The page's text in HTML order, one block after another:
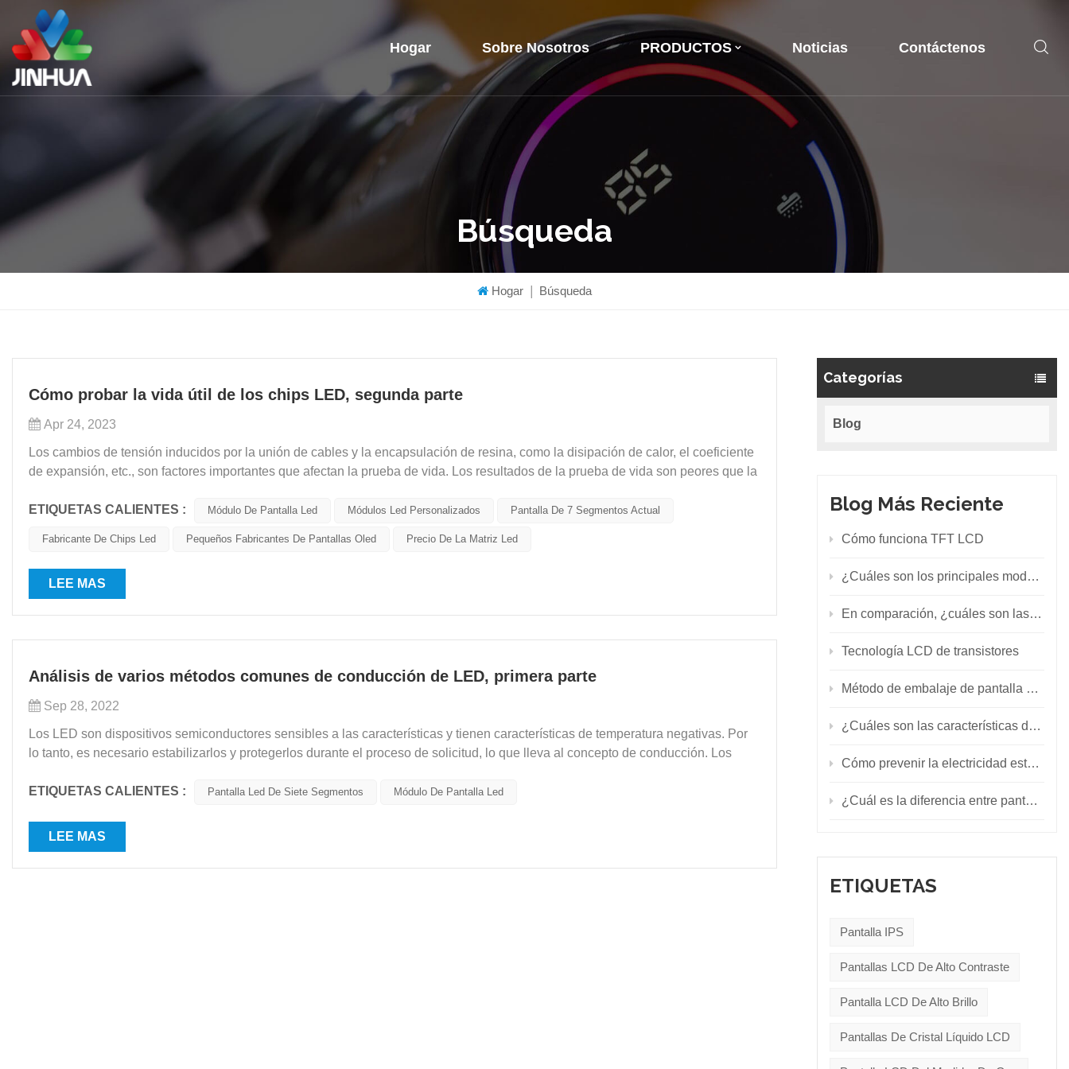
Hogar Sobre Nosotros PRODUCTOS Noticias Contáctenos
Búsqueda
Hogar Búsqueda
Categorías
Blog
Blog Más Reciente
Cómo funciona TFT LCD
¿Cuáles son los principales modelos de LED SMD?
En comparación, ¿cuáles son las diferencias entre los principios de retroiluminación de LCD y LED?
Tecnología LCD de transistores
Método de embalaje de pantalla LED
¿Cuáles son las características de las pantallas LED para automóviles?
Cómo prevenir la electricidad estática en la pantalla LED
¿Cuál es la diferencia entre pantalla LCD, pantalla LED y pantalla OLED?
ETIQUETAS
Pantalla IPS
Pantallas LCD De Alto Contraste
Pantalla LCD De Alto Brillo
Pantallas De Cristal Líquido LCD
Cómo probar la vida útil de los chips LED, segunda parte
Apr 24, 2023
Los cambios de tensión inducidos por la unión de cables y la encapsulación de resina, como la disipación de calor, el coeficiente
de expansión, etc., son factores importantes que afectan la prueba de vida. Los resultados de la prueba de vida son peores que la
ETIQUETAS CALIENTES :
Módulo De Pantalla Led Módulos Led Personalizados Pantalla De 7 Segmentos Actual
Fabricante De Chips Led Pequeños Fabricantes De Pantallas Oled Precio De La Matriz Led
LEE MAS
Análisis de varios métodos comunes de conducción de LED, primera parte
Sep 28, 2022
Los LED son dispositivos semiconductores sensibles a las características y tienen características de temperatura negativas. Por
lo tanto, es necesario estabilizarlos y protegerlos durante el proceso de solicitud, lo que lleva al concepto de conducción. Los
ETIQUETAS CALIENTES :
Pantalla Led De Siete Segmentos Módulo De Pantalla Led
LEE MAS